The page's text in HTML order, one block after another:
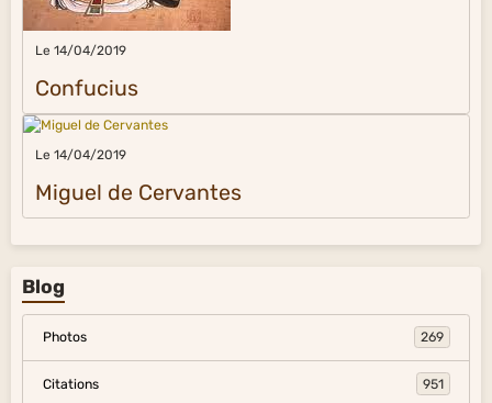
Le 14/04/2019
Confucius
Le 14/04/2019
Miguel de Cervantes
Blog
Photos 269
Citations 951